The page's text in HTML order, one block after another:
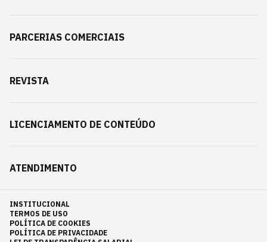
PARCERIAS COMERCIAIS
REVISTA
LICENCIAMENTO DE CONTEÚDO
ATENDIMENTO
INSTITUCIONAL
TERMOS DE USO
POLÍTICA DE COOKIES
POLÍTICA DE PRIVACIDADE